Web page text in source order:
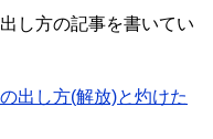
し方の記事を書いてい
出し方(解放)と灼けた